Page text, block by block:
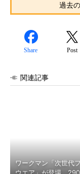
過去
Share Post
関連記事
ワークマン「次世代